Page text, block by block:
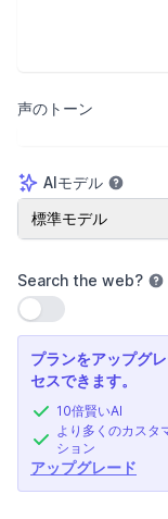
声のトーン
AIモデル
AIモデル
標準モデル
Search the web?
設定を使用
プランをアップグ
セスできます。
10倍賢いAI
より多くのカスタ
ション
アップグレード